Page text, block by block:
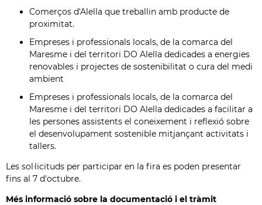
Comerços d'Alella que treballin amb producte de
proximitat.
Empreses i professionals locals, de la comarca del
Maresme i del territori DO Alella dedicades a energies
renovables i projectes de sostenibilitat o cura del medi
ambient
Empreses i professionals locals, de la comarca del
Maresme i del territori DO Alella dedicades a facilitar a
les persones assistents el coneixement i reflexió sobre
el desenvolupament sostenible mitjançant activitats i
tallers.
Les sol·licituds per participar en la fira es poden presentar
fins al 7 d'octubre.
Més informació sobre la documentació i el tràmit